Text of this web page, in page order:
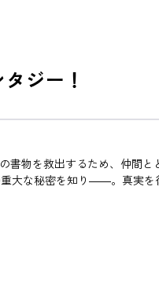
ジー！
物を救出するため、仲間
大な秘密を知り――。真実を